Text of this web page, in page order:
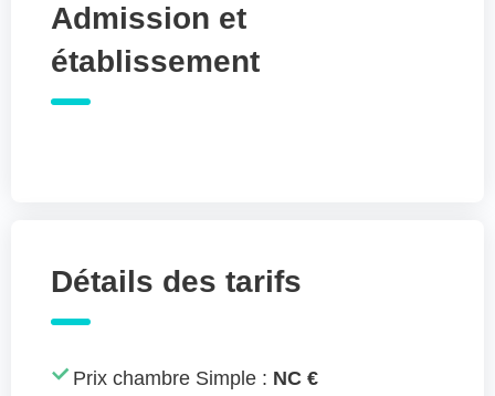
Admission et
établissement
Détails des tarifs
Prix chambre Simple : NC €